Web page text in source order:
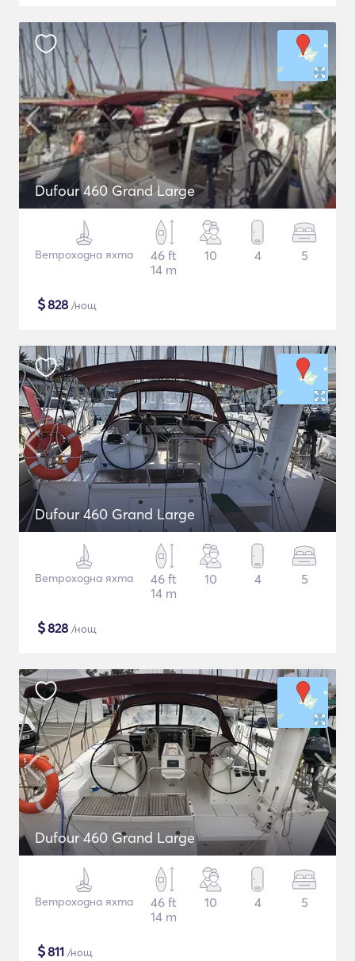
Dufour 460 Grand Large
Ветроходна яхта
46 ft
14 m
10 4 5
$828 /нощ
Dufour 460 Grand Large
Ветроходна яхта
46 ft
14 m
10 4 5
$828 /нощ
Dufour 460 Grand Large
Ветроходна яхта
46 ft
14 m
10 4 5
$811 /нощ